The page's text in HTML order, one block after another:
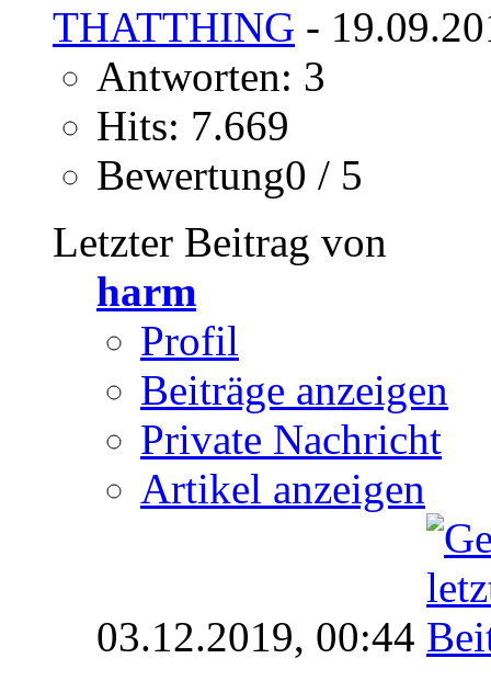
THATTHING -
Antworten: 3
Hits: 7.669
Bewertung0 / 5
Letzter Beitrag von
harm
Profil
Beiträge anzeigen
Private Nachricht
Artikel anzeigen
03.12.2019, 00:44